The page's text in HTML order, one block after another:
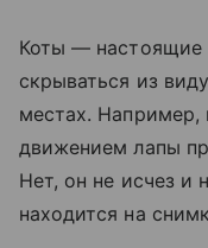
Коты — настоящие
скрываться из
местах. Например,
движением лапы
Нет, он не исчез и
находится на